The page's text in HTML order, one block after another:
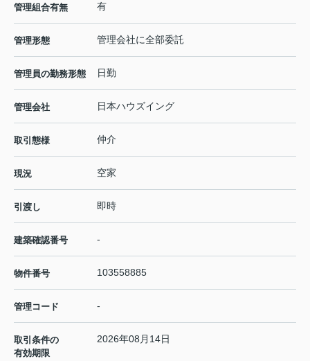
管理組合有無 有
管理形態 管理会社に全部委託
管理員の勤務形態 日勤
管理会社 日本ハウズイング
取引態様 仲介
現況 空家
引渡し 即時
建築確認番号 -
物件番号 103558885
管理コード -
取引条件の
有効期限
2026年08月14日